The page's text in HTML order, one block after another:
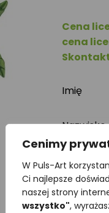
Cenimy
W Puls-Art
Ci najlepsze
naszej strony
wszystko",
Cena
cena
Imię
Nazwisko
E-mail